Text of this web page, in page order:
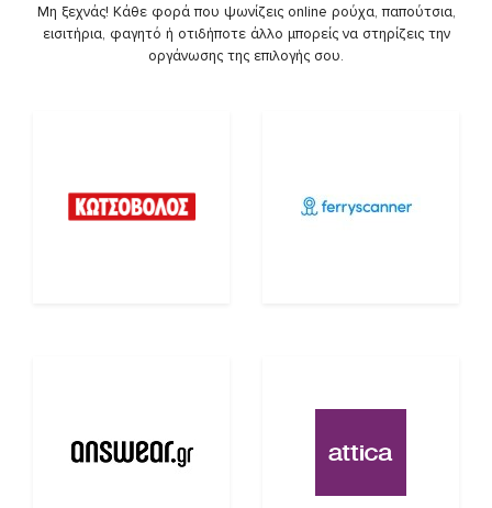
Μη ξεχνάς! Κάθε φορά που ψωνίζεις online ρούχα, παπούτσια,
εισιτήρια, φαγητό ή οτιδήποτε άλλο μπορείς να στηρίζεις την
οργάνωσης της επιλογής σου.